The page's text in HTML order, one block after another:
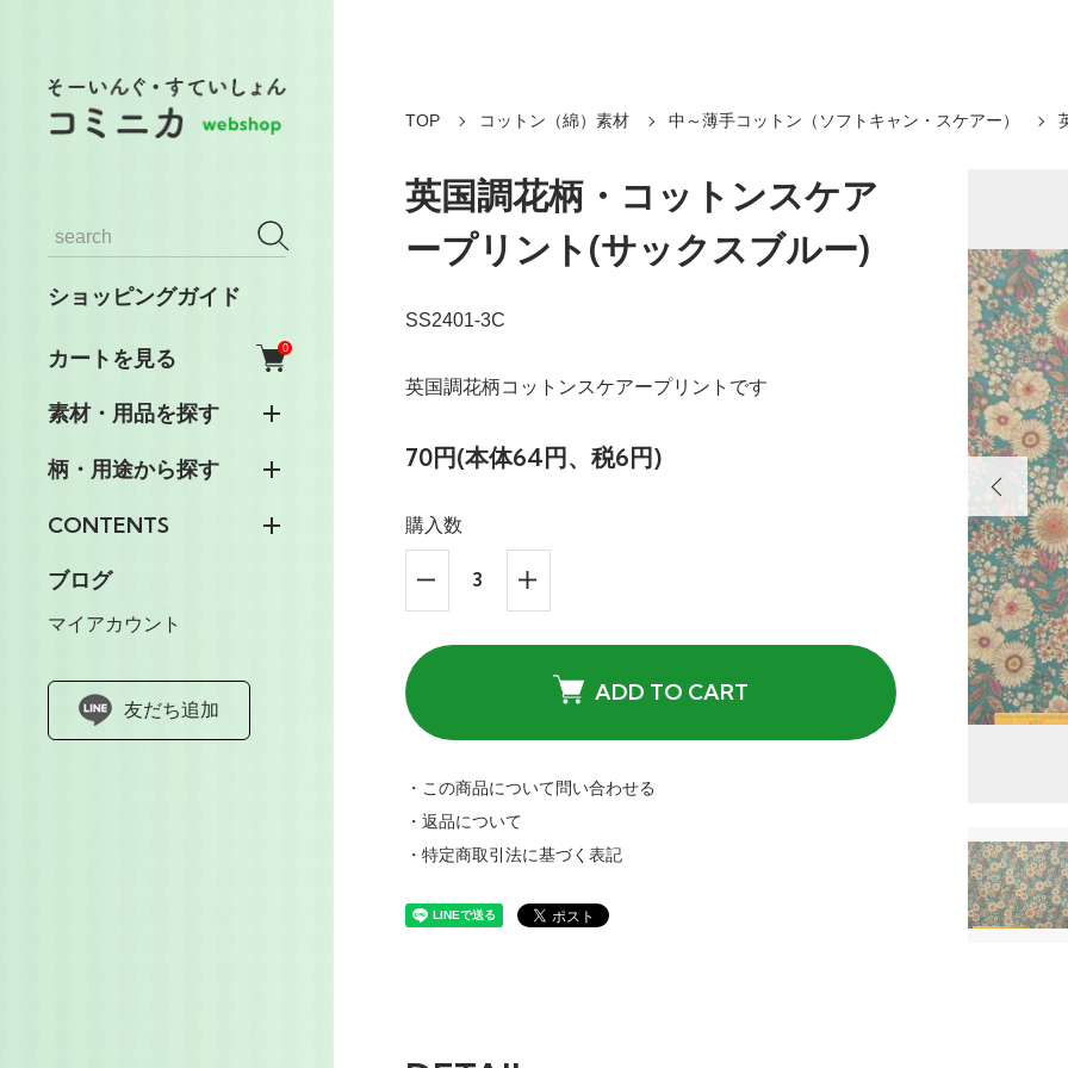
ショッピングガイド
カートを見る 0
素材・用品を探す
柄・用途から探す
CONTENTS
ブログ
マイアカウント
友だち追加
TOP コットン（綿）素材 中～薄手コットン（ソフトキャン・スケアー）
英国調花柄・コットンスケア
ープリント(サックスブルー)
SS2401-3C
英国調花柄コットンスケアープリントです
70円(本体64円、税6円)
購入数
ADD TO CART
・この商品について問い合わせる
・返品について
・特定商取引法に基づく表記